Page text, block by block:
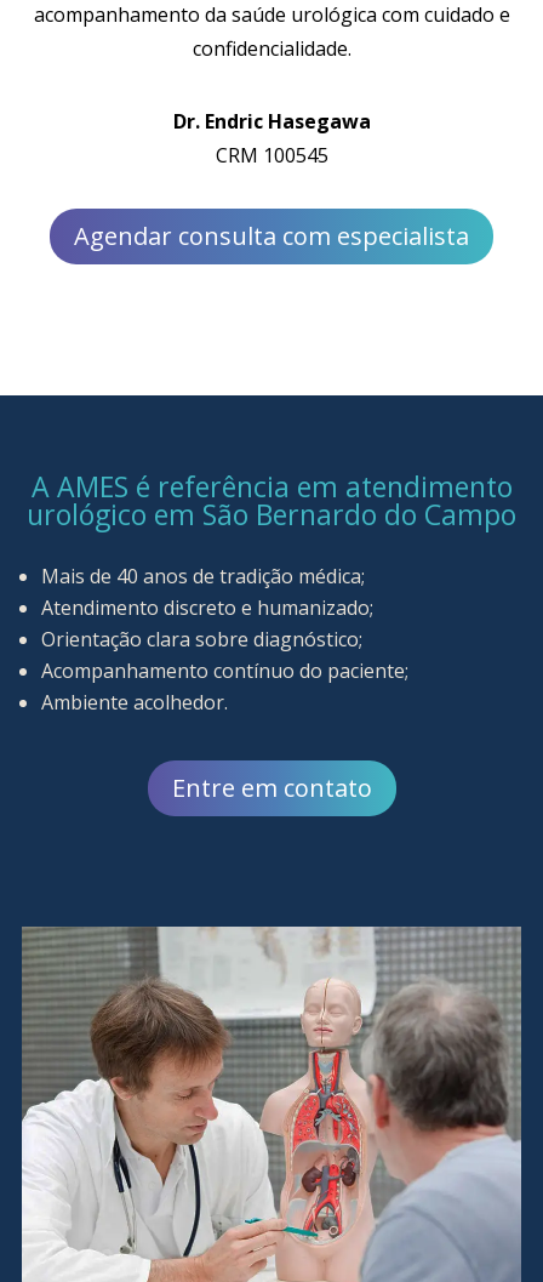
acompanhamento da saúde urológica com cuidado e
confidencialidade.
Dr. Endric Hasegawa
CRM 100545
Agendar consulta com especialista
A AMES é referência em atendimento
urológico em São Bernardo do Campo
Mais de 40 anos de tradição médica;
Atendimento discreto e humanizado;
Orientação clara sobre diagnóstico;
Acompanhamento contínuo do paciente;
Ambiente acolhedor.
Entre em contato